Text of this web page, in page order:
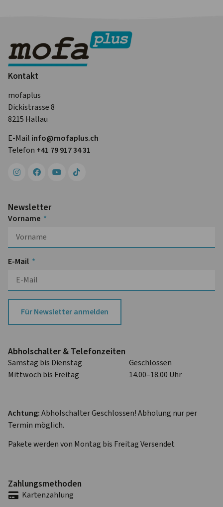
Kontakt
mofaplus
Dickistrasse 8
8215 Hallau
E-Mail info@mofa­plus.ch
Telefon +41 79 917 34 31
Newsletter
Vorname
E-Mail
Für Newsletter anmelden
Abhol­schalter & Telefon­zeiten
Samstag bis Dienstag
Geschlossen
Mittwoch bis Freitag
14.00–18.00 Uhr
Achtung:Abholschalter Geschlossen! Abholung nur per
Termin möglich.
Pakete werden von Montag bis Freitag Versendet
Zahlungs­methoden
Karten­zahlung